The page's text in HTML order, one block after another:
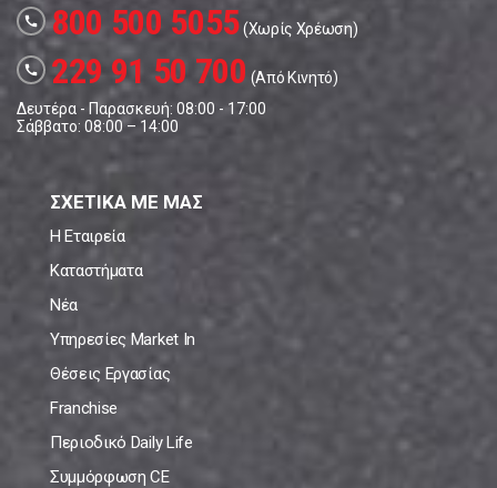
call 800 500 5055(Χωρίς Χρέωση)
call 229 91 50 700 (Από Κινητό)
Δευτέρα - Παρασκευή: 08:00 - 17:00
Σάββατο: 08:00 – 14:00
ΣΧΕΤΙΚΑ ΜΕ ΜΑΣ
Η Εταιρεία
Καταστήματα
Νέα
Υπηρεσίες Market In
Θέσεις Εργασίας
Franchise
Περιοδικό Daily Life
Συμμόρφωση CE